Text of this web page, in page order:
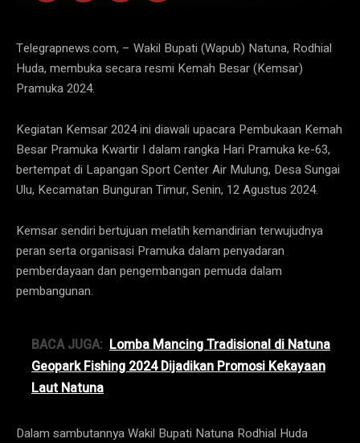
Telegrapnews.com, – Wakil Bupati (Wapub) Natuna, Rodhial
Huda, membuka secara resmi Kemah Besar (Kemsar)
Pramuka 2024.
Kegiatan Kemsar 2024 ini diawali upacara Pembukaan Kemah
Besar Pramuka Kwartir I dalam rangka Hari Pramuka ke-63,
bertempat di Lapangan Sport Center Air Mulung, Desa Sungai
Ulu, Kecamatan Bunguran Timur, Senin, 12 Agustus 2024.
Kemsar sendiri bertujuan melatih kemandirian terwujudnya
peran serta organisasi Pramuka dalam penyadaran
pemberdayaan dan pengembangan pemuda dalam
pembangunan.
BACA JUGA: Lomba Mancing Tradisional di Natuna
Geopark Fishing 2024 Dijadikan Promosi Kekayaan
Laut Natuna
Dalam sambutannya Wakil Bupati Natuna Rodhial Huda